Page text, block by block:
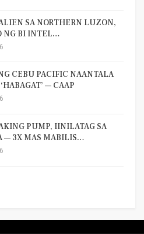
SA NORTHERN LUZON,
NG BI INTEL…
CEBU PACIFIC NAANTALA
— CAAP
PUMP, IINILATAG SA
— 3X MAS MABILIS…